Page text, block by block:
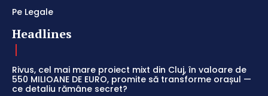
Pe Legale
Headlines
Rivus, cel mai mare proiect mixt din Cluj, în valoare de
550 MILIOANE DE EURO, promite să transforme orașul —
ce detaliu rămâne secret?